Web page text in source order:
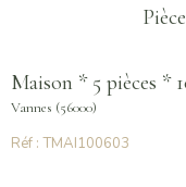
Maison * 5 pièces *
Vannes (56000)
Réf : TMAI100603